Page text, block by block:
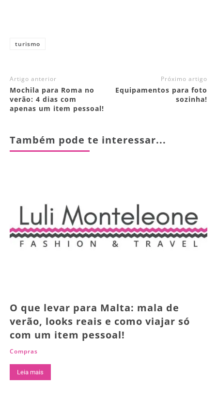
turismo
Artigo anterior
Mochila para Roma no
verão: 4 dias com
apenas um item pessoal!
Próximo artigo
Equipamentos para foto
sozinha!
Também pode te interessar...
O que levar para Malta: mala de
verão, looks reais e como viajar só
com um item pessoal!
Compras
Leia mais